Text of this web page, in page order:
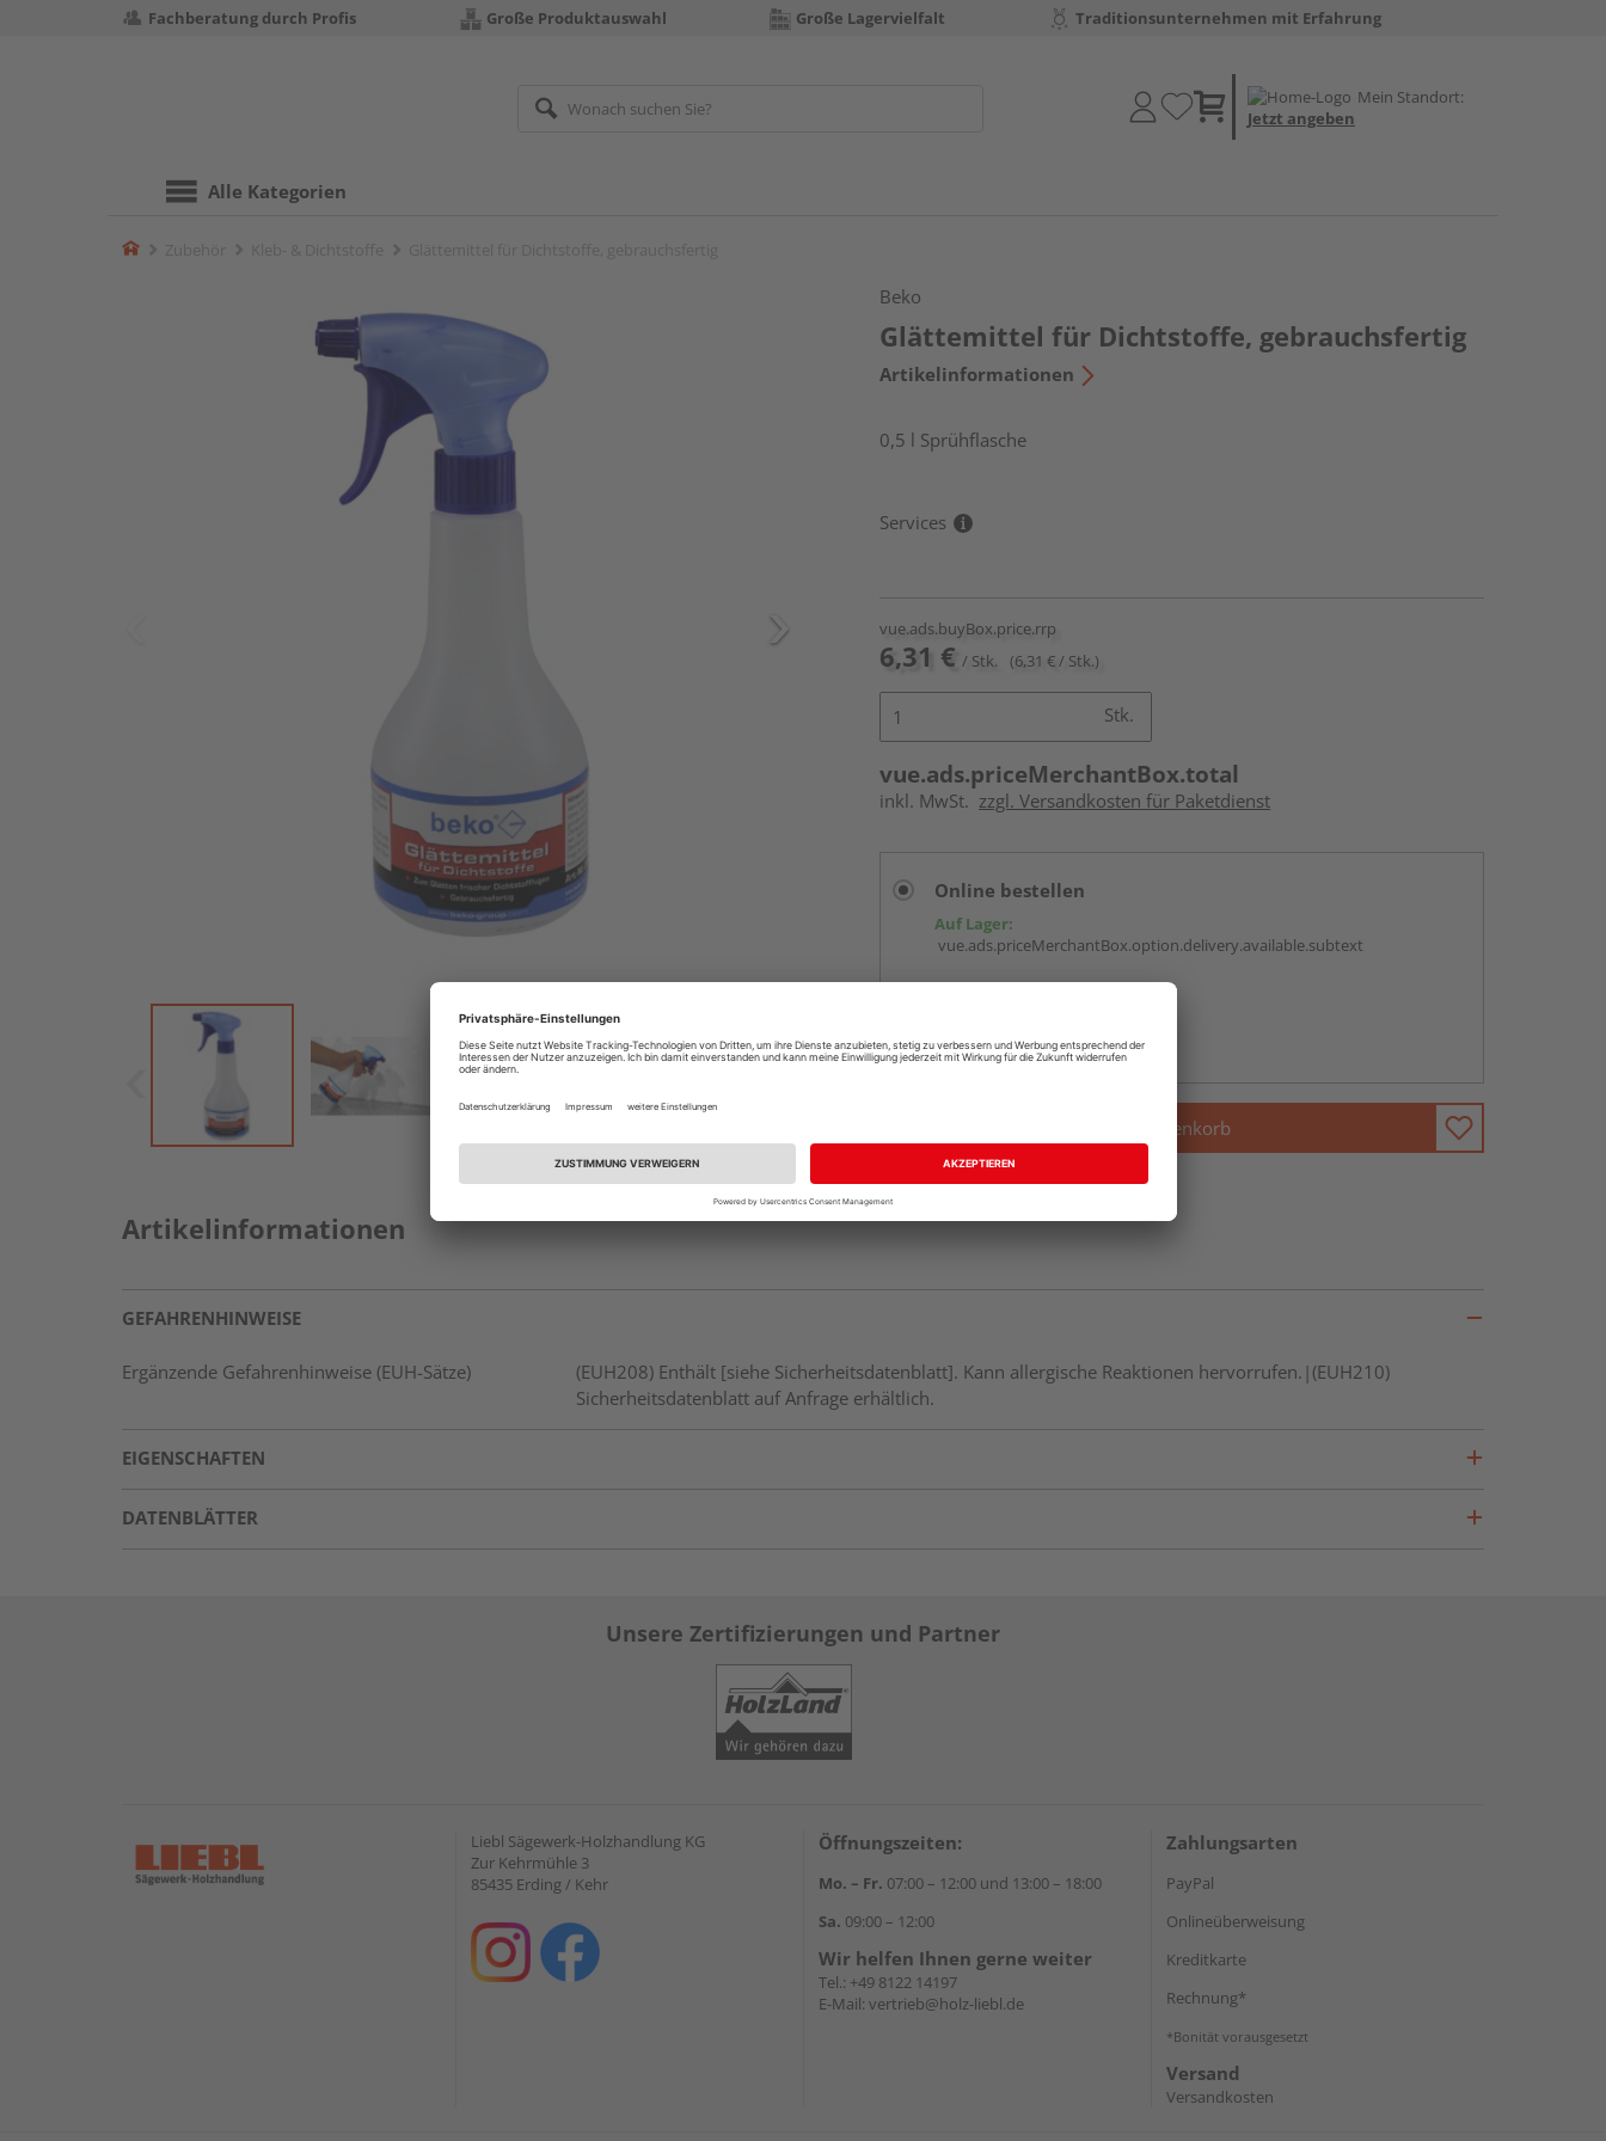
Fachberatung durch Profis Große Produktauswahl Große Lagervielfalt Traditionsunternehmen mit Erfahrung
Mein Standort:
Jetzt angeben
Alle Kategorien
Home
Beko
Glättemittel für Dichtstoffe, gebrauchsfertig
Artikelinformationen
0,5 l Sprühflasche
Services
vue.ads.buyBox.price.rrp
6,31 € / Stk. (6,31 € / Stk.)
Stk.
vue.ads.priceMerchantBox.total
inkl. MwSt. zzgl. Versandkosten für Paketdienst
Online bestellen
Auf Lager:
vue.ads.priceMerchantBox.option.delivery.available.subtext
Auf Lager:Abholung möglich
In den Warenkorb
Artikelinformationen
GEFAHRENHINWEISE
Ergänzende Gefahrenhinweise (EUH-Sätze)
(EUH208) Enthält [siehe Sicherheitsdatenblatt]. Kann allergische Reaktionen hervorrufen.|(EUH210)
Sicherheitsdatenblatt auf Anfrage erhältlich.
EIGENSCHAFTEN
DATENBLÄTTER
Unsere Zertifizierungen und Partner
Liebl Sägewerk-Holzhandlung KG
Zur Kehrmühle 3
85435 Erding / Kehr
Öffnungszeiten:
Mo. – Fr. 07:00 – 12:00 und 13:00 – 18:00
Sa. 09:00 – 12:00
Wir helfen Ihnen gerne weiter
Tel.: +49 8122 14197
E-Mail: vertrieb@holz-liebl.de
Zahlungsarten
PayPal
Onlineüberweisung
Kreditkarte
Rechnung*
*Bonität vorausgesetzt
Versand
Versandkosten